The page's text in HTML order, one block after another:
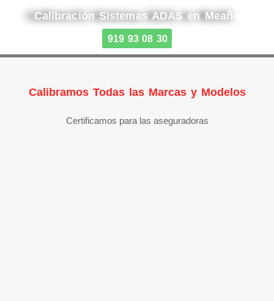
Calibración Sistemas ADAS en Meaño
919 93 08 30
Calibramos Todas las Marcas y Modelos
Certificamos para las aseguradoras